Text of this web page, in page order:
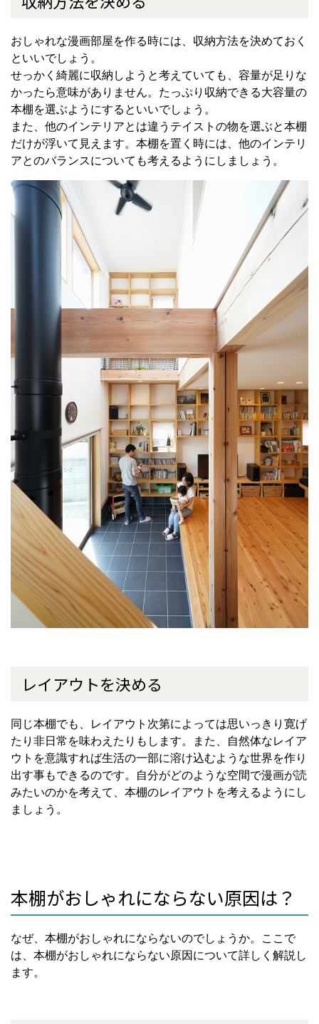
おしゃれな漫画部屋を作る時には、収納方法を決めておく
といいでしょう。
せっかく綺麗に収納しようと考えていても、容量が足りな
かったら意味がありません。たっぷり収納できる大容量の
本棚を選ぶようにするといいでしょう。
また、他のインテリアとは違うテイストの物を選ぶと本棚
だけが浮いて見えます。本棚を置く時には、他のインテリ
アとのバランスについても考えるようにしましょう。
レイアウトを決める
同じ本棚でも、レイアウト次第によっては思いっきり寛げ
たり非日常を味わえたりもします。また、自然体なレイア
ウトを意識すれば生活の一部に溶け込むような世界を作り
出す事もできるのです。自分がどのような空間で漫画が読
みたいのかを考えて、本棚のレイアウトを考えるようにし
ましょう。
本棚がおしゃれにならない原因は？
なぜ、本棚がおしゃれにならないのでしょうか。ここで
は、本棚がおしゃれにならない原因について詳しく解説し
ます。